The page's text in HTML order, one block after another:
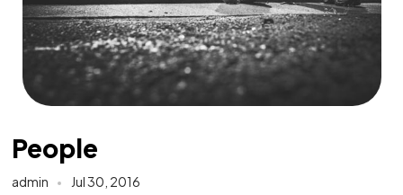
People
admin Jul 30, 2016